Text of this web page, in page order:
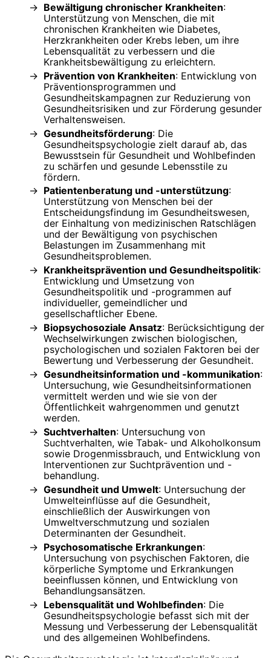
Bewältigung chronischer Krankheiten:
Unterstützung von Menschen, die mit
chronischen Krankheiten wie Diabetes,
Herzkrankheiten oder Krebs leben, um ihre
Lebensqualität zu verbessern und die
Krankheitsbewältigung zu erleichtern.
Prävention von Krankheiten: Entwicklung von
Präventionsprogrammen und
Gesundheitskampagnen zur Reduzierung von
Gesundheitsrisiken und zur Förderung gesunder
Verhaltensweisen.
Gesundheitsförderung: Die
Gesundheitspsychologie zielt darauf ab, das
Bewusstsein für Gesundheit und Wohlbefinden
zu schärfen und gesunde Lebensstile zu
fördern.
Patientenberatung und -unterstützung:
Unterstützung von Menschen bei der
Entscheidungsfindung im Gesundheitswesen,
der Einhaltung von medizinischen Ratschlägen
und der Bewältigung von psychischen
Belastungen im Zusammenhang mit
Gesundheitsproblemen.
Krankheitsprävention und Gesundheitspolitik:
Entwicklung und Umsetzung von
Gesundheitspolitik und -programmen auf
individueller, gemeindlicher und
gesellschaftlicher Ebene.
Biopsychosoziale Ansatz: Berücksichtigung der
Wechselwirkungen zwischen biologischen,
psychologischen und sozialen Faktoren bei der
Bewertung und Verbesserung der Gesundheit.
Gesundheitsinformation und -kommunikation:
Untersuchung, wie Gesundheitsinformationen
vermittelt werden und wie sie von der
Öffentlichkeit wahrgenommen und genutzt
werden.
Suchtverhalten: Untersuchung von
Suchtverhalten, wie Tabak- und Alkoholkonsum
sowie Drogenmissbrauch, und Entwicklung von
Interventionen zur Suchtprävention und -
behandlung.
Gesundheit und Umwelt: Untersuchung der
Umwelteinflüsse auf die Gesundheit,
einschließlich der Auswirkungen von
Umweltverschmutzung und sozialen
Determinanten der Gesundheit.
Psychosomatische Erkrankungen:
Untersuchung von psychischen Faktoren, die
körperliche Symptome und Erkrankungen
beeinflussen können, und Entwicklung von
Behandlungsansätzen.
Lebensqualität und Wohlbefinden: Die
Gesundheitspsychologie befasst sich mit der
Messung und Verbesserung der Lebensqualität
und des allgemeinen Wohlbefindens.